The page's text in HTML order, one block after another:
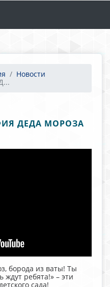
Новости
ДЕДА МОРОЗА
борода из ваты! Ты
ребята!» – эти
сада!